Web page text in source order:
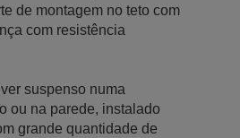
de montagem no teto com
com resistência
suspenso numa
ou na parede, instalado
grande quantidade de